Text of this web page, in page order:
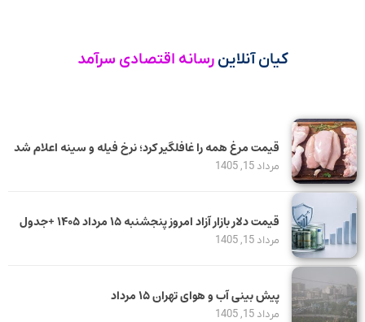
کیان آنلاین رسانه اقتصادی سرآمد
قیمت مرغ همه را غافلگیر کرد؛ نرخ فیله و سینه اعلام شد
مرداد 15, 1405
قیمت دلار بازار آزاد امروز پنجشنبه ۱۵ مرداد ۱۴۰۵ +جدول
مرداد 15, 1405
پیش بینی آب و هوای تهران ۱۵ مرداد
مرداد 15, 1405